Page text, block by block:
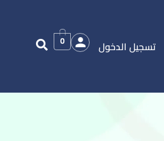
تسجيل الدخول 0